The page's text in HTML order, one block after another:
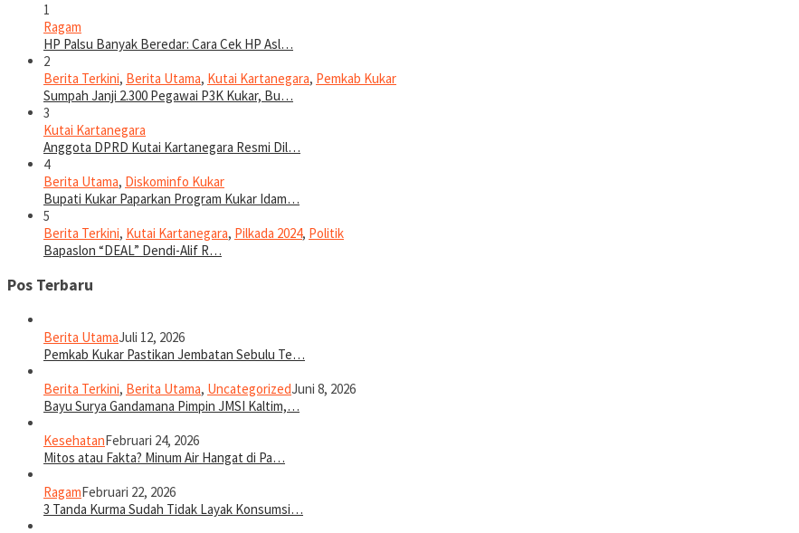
1
Ragam
HP Palsu Banyak Beredar: Cara Cek HP Asl…
2
Berita Terkini, Berita Utama, Kutai Kartanegara, Pemkab Kukar
Sumpah Janji 2.300 Pegawai P3K Kukar, Bu…
3
Kutai Kartanegara
Anggota DPRD Kutai Kartanegara Resmi Dil…
4
Berita Utama, Diskominfo Kukar
Bupati Kukar Paparkan Program Kukar Idam…
5
Berita Terkini, Kutai Kartanegara, Pilkada 2024, Politik
Bapaslon “DEAL” Dendi-Alif R…
Pos Terbaru
Berita UtamaJuli 12, 2026
Pemkab Kukar Pastikan Jembatan Sebulu Te…
Berita Terkini, Berita Utama, UncategorizedJuni 8, 2026
Bayu Surya Gandamana Pimpin JMSI Kaltim,…
KesehatanFebruari 24, 2026
Mitos atau Fakta? Minum Air Hangat di Pa…
RagamFebruari 22, 2026
3 Tanda Kurma Sudah Tidak Layak Konsumsi…